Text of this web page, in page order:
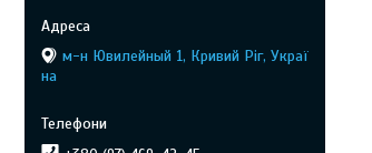
м-н Ювилейный 1, Кривий Ріг, Украї
на